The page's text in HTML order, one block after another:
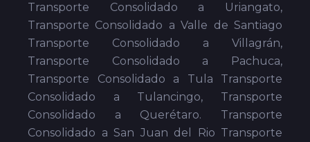
Transporte Consolidado a Uriangato,
Transporte Consolidado a Valle de Santiago
Transporte Consolidado a Villagrán,
Transporte Consolidado a Pachuca,
Transporte Consolidado a Tula Transporte
Consolidado a Tulancingo, Transporte
Consolidado a Querétaro. Transporte
Consolidado a San Juan del Rio Transporte